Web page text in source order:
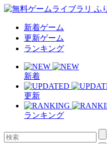
新着ゲーム
更新ゲーム
ランキング
新着
更新
ランキング